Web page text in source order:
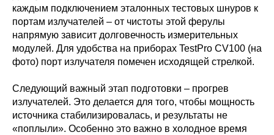
каждым подключением эталонных тестовых шнуров к
портам излучателей – от чистоты этой ферулы
напрямую зависит долговечность измерительных
модулей. Для удобства на приборах TestPro CV100 (на
фото) порт излучателя помечен исходящей стрелкой.
Следующий важный этап подготовки – прогрев
излучателей. Это делается для того, чтобы мощность
источника стабилизировалась, и результаты не
«поплыли». Особенно это важно в холодное время